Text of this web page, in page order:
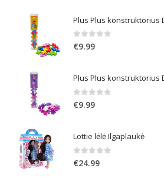
0out of 5
€9.99
0out of 5
€9.99
Lottie lėlė Ilgaplaukė
0 out of 5
€24.99